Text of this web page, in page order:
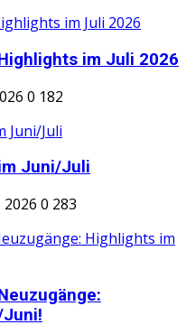
im Juli 2026
0 182
Juni/Juli
2026 0 283